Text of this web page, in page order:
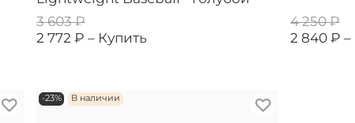
3 603 ₽
2 772 ₽ – Купить
4 250 ₽
2 840 ₽ –
-23% В наличии